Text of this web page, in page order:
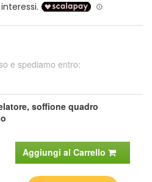
e spediamo entro:
soffione quadro
Aggiungi al Carrello